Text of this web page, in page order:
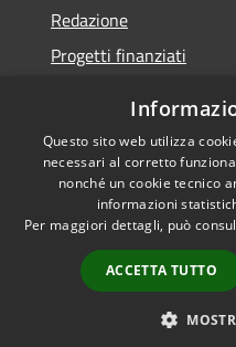
Redazione
Progetti finanziati
RSS
Accessibilità
Privacy
Mappa del sito
Questo sito web utilizza
necessari al corretto
nonché un cookie tecnico
informazioni
Per maggiori dettagli, può
ACCETTA TUTTO